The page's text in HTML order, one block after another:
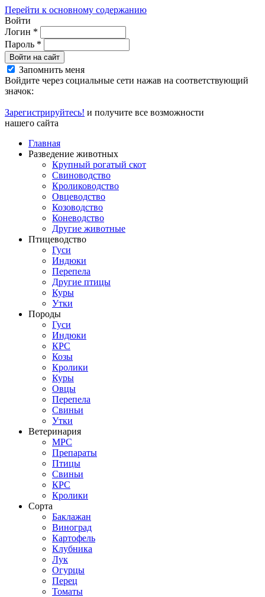
Перейти к основному содержанию
Войти
Логин *
Пароль *
Войти на сайт
Запомнить меня
Войдите через социальные сети нажав на соответствующий
значок:
Зарегистрируйтесь! и получите все возможности
нашего сайта
Главная
Разведение животных
Крупный рогатый скот
Свиноводство
Кролиководство
Овцеводство
Козоводство
Коневодство
Другие животные
Птицеводство
Гуси
Индюки
Перепела
Другие птицы
Куры
Утки
Породы
Гуси
Индюки
КРС
Козы
Кролики
Куры
Овцы
Перепела
Свиньи
Утки
Ветеринария
МРС
Препараты
Птицы
Свиньи
КРС
Кролики
Сорта
Баклажан
Виноград
Картофель
Клубника
Лук
Огурцы
Перец
Томаты